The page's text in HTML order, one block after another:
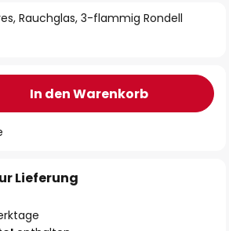
Rauchglas, 3-flammig Rondell
In den Warenkorb
Lieferung